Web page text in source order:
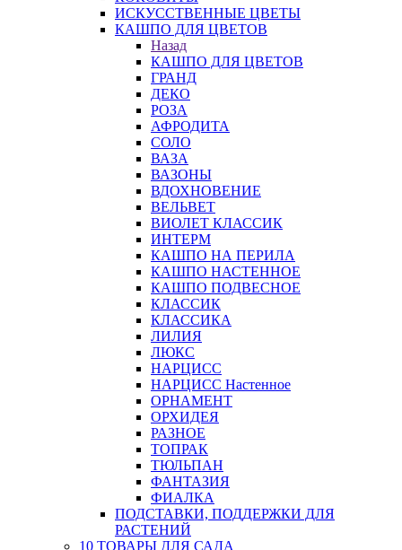
ИСКУССТВЕННЫЕ ЦВЕТЫ
КАШПО ДЛЯ ЦВЕТОВ
Назад
КАШПО ДЛЯ ЦВЕТОВ
ГРАНД
ДЕКО
РОЗА
АФРОДИТА
СОЛО
ВАЗА
ВАЗОНЫ
ВДОХНОВЕНИЕ
ВЕЛЬВЕТ
ВИОЛЕТ КЛАССИК
ИНТЕРМ
КАШПО НА ПЕРИЛА
КАШПО НАСТЕННОЕ
КАШПО ПОДВЕСНОЕ
КЛАССИК
КЛАССИКА
ЛИЛИЯ
ЛЮКС
НАРЦИСС
НАРЦИСС Настенное
ОРНАМЕНТ
ОРХИДЕЯ
РАЗНОЕ
ТОПРАК
ТЮЛЬПАН
ФАНТАЗИЯ
ФИАЛКА
ПОДСТАВКИ, ПОДДЕРЖКИ ДЛЯ
РАСТЕНИЙ
10 ТОВАРЫ ДЛЯ САДА